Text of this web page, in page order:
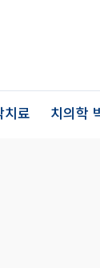
치료 치의학